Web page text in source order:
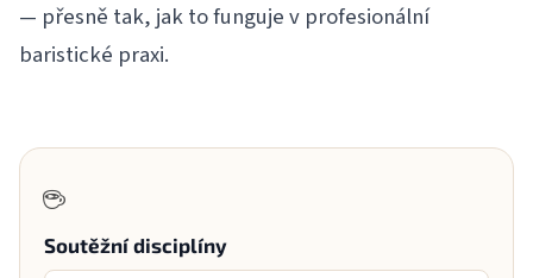
— přesně tak, jak to funguje v profesionální
baristické praxi.
☕
Soutěžní disciplíny